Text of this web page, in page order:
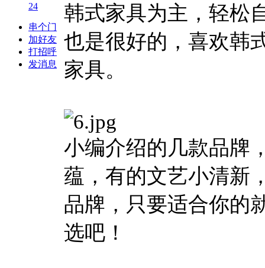
24
串个门
加好友
打招呼
发消息
韩式家具为主，轻松
也是很好的，喜欢韩
家具。
小编介绍的几款品牌
蕴，有的文艺小清新
品牌，只要适合你的
选吧！